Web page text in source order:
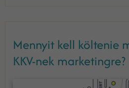
Mennyit kell költenie
KKV-nek marketingre?